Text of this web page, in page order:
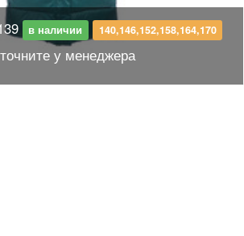
в наличии 140,146,152,158,164,170
у менеджера